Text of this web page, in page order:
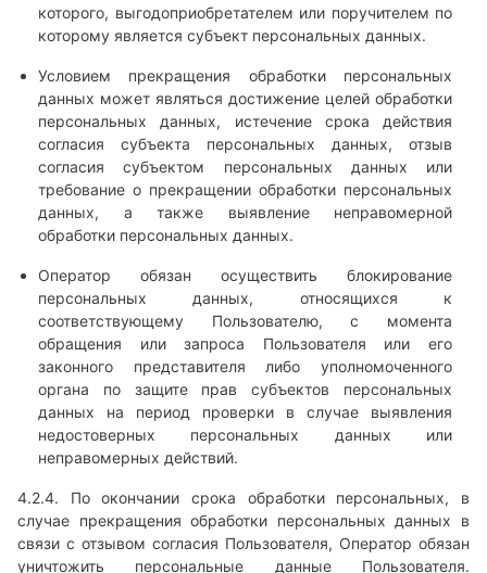
которого, выгодоприобретателем или поручителем по
которому является субъект персональных данных.
Условием прекращения обработки персональных
данных может являться достижение целей обработки
персональных данных, истечение срока действия
согласия субъекта персональных данных, отзыв
согласия субъектом персональных данных или
требование о прекращении обработки персональных
данных, а также выявление неправомерной
обработки персональных данных.
Оператор обязан осуществить блокирование
персональных данных, относящихся к
соответствующему Пользователю, с момента
обращения или запроса Пользователя или его
законного представителя либо уполномоченного
органа по защите прав субъектов персональных
данных на период проверки в случае выявления
недостоверных персональных данных или
неправомерных действий.
4.2.4. По окончании срока обработки персональных, в
случае прекращения обработки персональных данных в
связи с отзывом согласия Пользователя, Оператор обязан
уничтожить персональные данные Пользователя.